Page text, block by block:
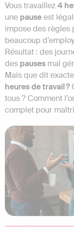
Vous travaillez4
une pauseest
impose des règles
beaucoup
Résultat : des
des pauses mal
Mais que dit
heures de travail ?
tous ? Comment
complet pour